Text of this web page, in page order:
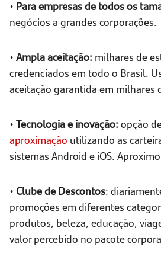
• Para empresas de todos os
negócios a grandes corporações.
• Ampla aceitação: milhares de
credenciados em todo o Brasil.
aceitação garantida em milhares
• Tecnologia e inovação: opção
aproximação utilizando as
sistemas Android e iOS.
• Clube de Descontos:
promoções em diferentes
produtos, beleza, educação,
valor percebido no pacote